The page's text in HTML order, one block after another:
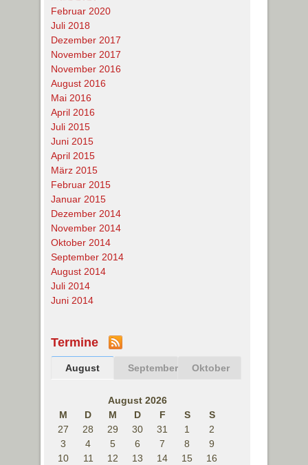
Februar 2020
Juli 2018
Dezember 2017
November 2017
November 2016
August 2016
Mai 2016
April 2016
Juli 2015
Juni 2015
April 2015
März 2015
Februar 2015
Januar 2015
Dezember 2014
November 2014
Oktober 2014
September 2014
August 2014
Juli 2014
Juni 2014
Termine
August September Oktober
August 2026
M
D M D F S
S
27
28 29 30 31 1
2
3
4 5 6 7 8
9
10
11 12 13 14 15
16